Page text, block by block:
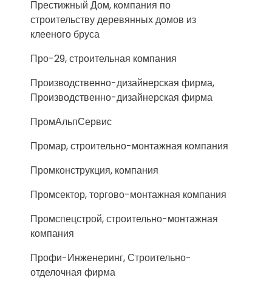
Престижный Дом, компания по
строительству деревянных домов из
клееного бруса
Про-29, строительная компания
Производственно-дизайнерская фирма,
Производственно-дизайнерская фирма
ПромАльпСервис
Промар, строительно-монтажная компания
Промконструкция, компания
Промсектор, торгово-монтажная компания
Промспецстрой, строительно-монтажная
компания
Профи-Инженеринг, Строительно-
отделочная фирма